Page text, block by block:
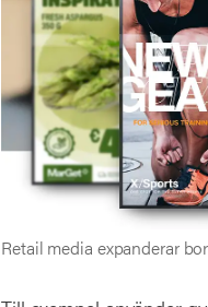
Retail media expanderar